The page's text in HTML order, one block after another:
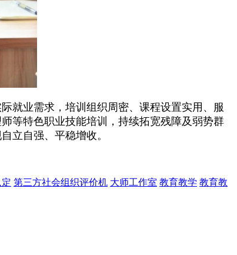
就业需求，培训组织周密、课程设置实用、服
等特色职业技能培训，持续拓宽残障及弱势群
立自强、平稳增收。
第三方社会组织评价机 大师工作室 教育教学 教育教